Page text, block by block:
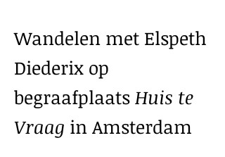
Wandelen met Elspeth
Diederix op
begraafplaatsHuis te
Vraag in Amsterdam